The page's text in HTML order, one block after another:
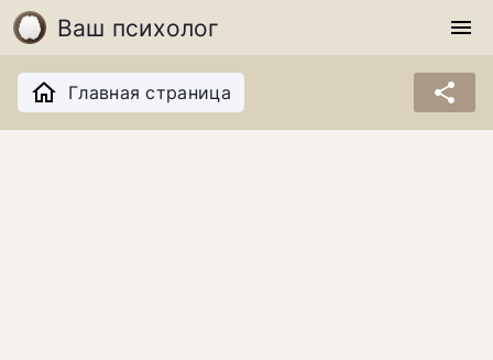
Ваш психолог menu
Главная страница share